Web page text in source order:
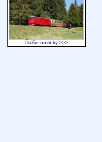
Ďalšie novinky >>>